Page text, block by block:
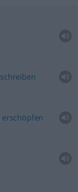
schreiben
erschöpfen